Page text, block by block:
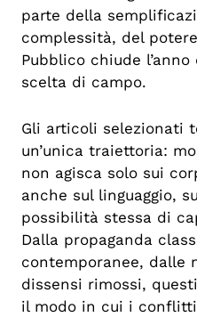
parte della
complessità, del
Pubblico chiude
scelta di campo.
Gli articoli selezionati
un’unica traiettoria:
non agisca solo sui
anche sul linguaggio,
possibilità stessa di
Dalla propaganda
contemporanee, dalle
dissensi rimossi,
il modo in cui i